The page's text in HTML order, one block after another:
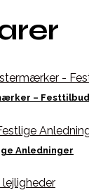
–
Anledninger